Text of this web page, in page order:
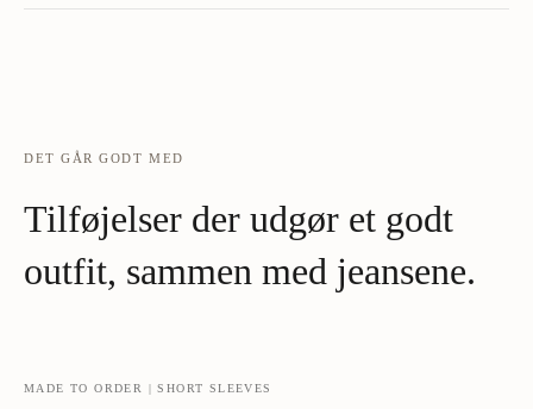
Buede træbøjler.Bevarer skulderpartiet. Aldrig metal eller plast.
vævningens retning.
Cedertræ i skabet.
Naturlig beskyttelse mod møl.
Luft mellem brug.
Lad jakken hvile 24 timer på en bøjle.
DET GÅR GODT MED
Tilføjelser der udgør et godt
outfit, sammen med jeansene.
MADE TO ORDER | SHORT SLEEVES